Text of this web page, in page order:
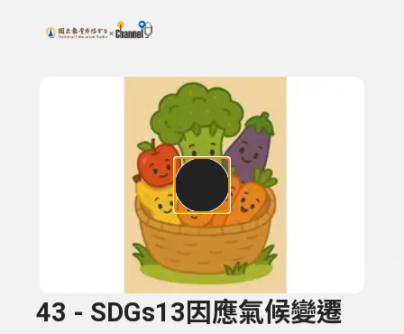
上方功能區塊
搜尋關鍵字：可輸入節目名稱、主持人或關鍵字
43 - SDGs13因應氣候變遷